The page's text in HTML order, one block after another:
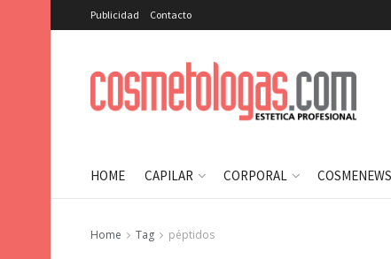
Publicidad Contacto
HOME CAPILAR CORPORAL COSMENEWS
Home Tag péptidos